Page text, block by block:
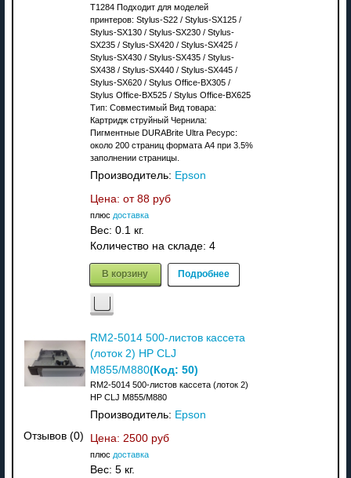
T1284 Подходит для моделей
принтеров: Stylus-S22 / Stylus-SX125 /
Stylus-SX130 / Stylus-SX230 / Stylus-
SX235 / Stylus-SX420 / Stylus-SX425 /
Stylus-SX430 / Stylus-SX435 / Stylus-
SX438 / Stylus-SX440 / Stylus-SX445 /
Stylus-SX620 / Stylus Office-BX305 /
Stylus Office-BX525 / Stylus Office-BX625
Тип: Совместимый Вид товара:
Картридж струйный Чернила:
Пигментные DURABrite Ultra Ресурс:
около 200 страниц формата А4 при 3.5%
заполнении страницы.
Производитель: Epson
Цена: от 88 руб
плюс доставка
Вес: 0.1 кг.
Количество на складе: 4
В корзину Подробнее
Отзывов (0)
RM2-5014 500-листов кассета
(лоток 2) HP CLJ
M855/M880(Код: 50)
RM2-5014 500-листов кассета (лоток 2)
HP CLJ M855/M880
Производитель: Epson
Цена: 2500 руб
плюс доставка
Вес: 5 кг.